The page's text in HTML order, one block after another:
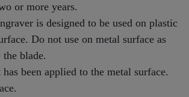
or more years.
is designed to be used on plastic
Do not use on metal surface as
blade.
been applied to the metal surface.